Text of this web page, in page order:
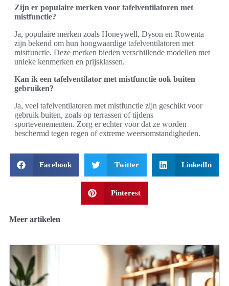
Zijn er populaire merken voor tafelventilatoren met
mistfunctie?
Ja, populaire merken zoals Honeywell, Dyson en Rowenta
zijn bekend om hun hoogwaardige tafelventilatoren met
mistfunctie. Deze merken bieden verschillende modellen met
unieke kenmerken en prijsklassen.
Kan ik een tafelventilator met mistfunctie ook buiten
gebruiken?
Ja, veel tafelventilatoren met mistfunctie zijn geschikt voor
gebruik buiten, zoals op terrassen of tijdens
sportevenementen. Zorg er echter voor dat ze worden
beschermd tegen regen of extreme weersomstandigheden.
Facebook Twitter LinkedIn
Pinterest
Meer artikelen